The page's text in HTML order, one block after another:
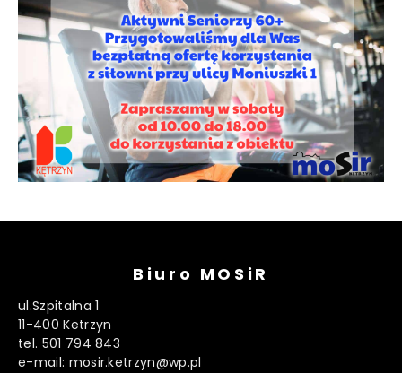
Biuro MOSiR
ul.Szpitalna 1
11-400 Ketrzyn
tel. 501 794 843
e-mail: mosir.ketrzyn@wp.pl